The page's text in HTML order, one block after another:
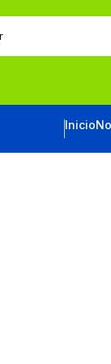
Inicio